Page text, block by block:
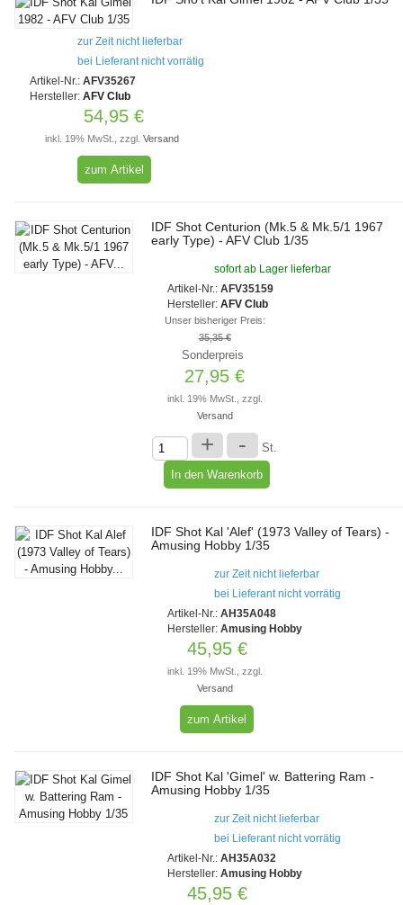
zur Zeit nicht lieferbar
bei Lieferant nicht vorrätig
Artikel-Nr.:AFV35267
Hersteller:AFV Club
54,95 €
inkl. 19% MwSt., zzgl. Versand
zum Artikel
IDF Shot Centurion (Mk.5 & Mk.5/1 1967
early Type) - AFV Club 1/35
sofort ab Lager lieferbar
Artikel-Nr.: AFV35159
Hersteller: AFV Club
Unser bisheriger Preis:
35,35 €
Sonderpreis
27,95 €
inkl. 19% MwSt., zzgl.
Versand
+ - St.
IDF Shot Kal 'Alef' (1973 Valley of Tears) -
Amusing Hobby 1/35
zur Zeit nicht lieferbar
bei Lieferant nicht vorrätig
Artikel-Nr.: AH35A048
Hersteller: Amusing Hobby
45,95 €
inkl. 19% MwSt., zzgl.
Versand
zum Artikel
IDF Shot Kal 'Gimel' w. Battering Ram -
Amusing Hobby 1/35
zur Zeit nicht lieferbar
bei Lieferant nicht vorrätig
Artikel-Nr.: AH35A032
Hersteller: Amusing Hobby
45,95 €